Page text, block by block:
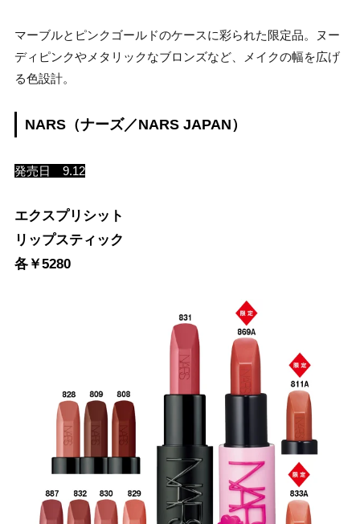
マーブルとピンクゴールドのケースに彩られた限定品。ヌー
ディピンクやメタリックなブロンズなど、メイクの幅を広げ
る色設計。
NARS（ナーズ／NARS JAPAN）
発売日 9.12
エクスプリシット
リップスティック
各￥5280